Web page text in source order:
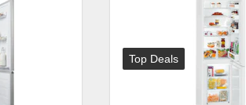
Top Deals